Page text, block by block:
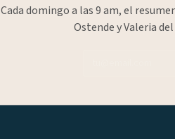
Cada domingo a las 9 am, el
Ostende y Valeria